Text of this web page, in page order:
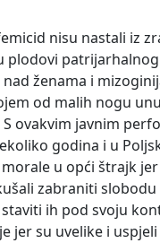
nisu nastali iz
plodovi
ženama i
od malih nogu
ovakvim javnim
godina i u
u opći štrajk
zabraniti slobodu
ih pod svoju
jer su uvelike i